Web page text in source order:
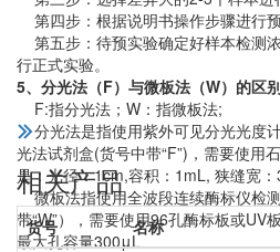
第四步：根据说明书操作步骤进行预
第五步：待预实验确定好样本检测
行正式实验。
5、分光法（F）与微板法（W）的区
F:指分光法；W：指微板法;
分光法是指使用紫外可见分光光度
光法试剂盒(货号中带“F”)，需要使用
是：光径：1cm,容积：1mL, 狭缝宽
微板法指使用全波段连续酶标仪检
带“W”），需要使用96孔酶标板或UV
最大孔容量300μL
相关产品
货号
名称